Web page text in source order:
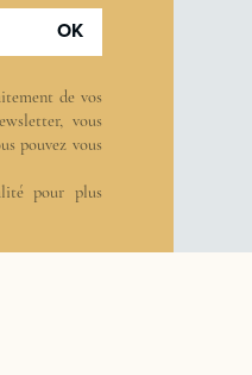
OK
de vos
vous
pouvez vous
pour plus